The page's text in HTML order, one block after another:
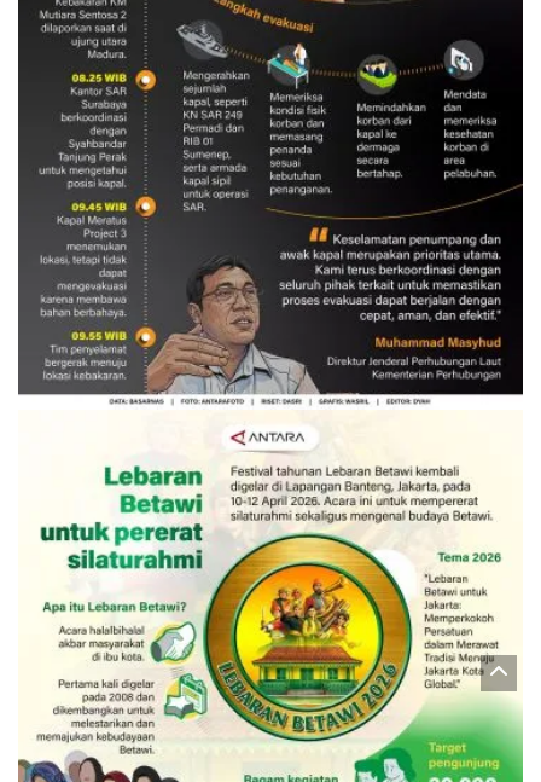
Evakuasi korban kebakaran KM
Mutiara Sentosa 2
3 Agustus 2026